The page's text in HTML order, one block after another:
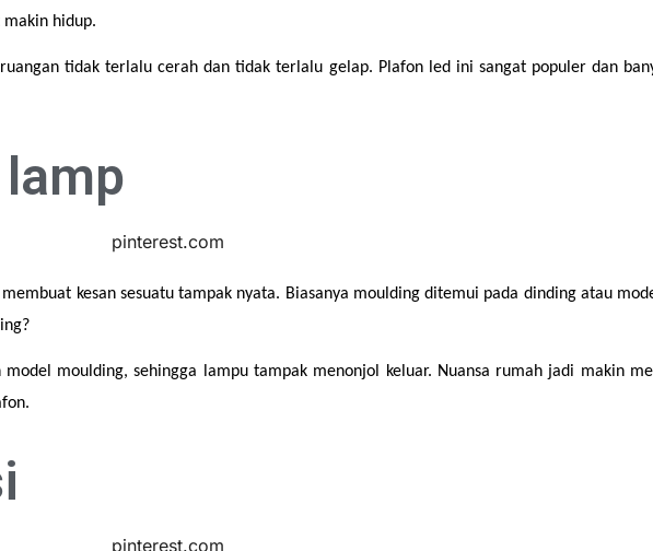
hidup.
tidak terlalu cerah dan tidak terlalu gelap. Plafon led ini sangat populer dan
kesan sesuatu tampak nyata. Biasanya moulding ditemui pada dinding atau
moulding, sehingga lampu tampak menonjol keluar. Nuansa rumah jadi makin